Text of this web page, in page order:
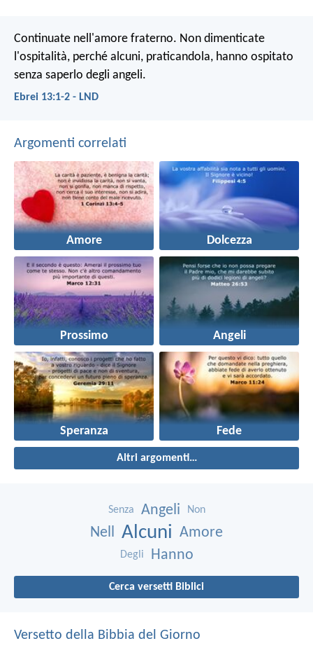
Continuate nell'amore fraterno. Non dimenticate
l'ospitalità, perché alcuni, praticandola, hanno ospitato
senza saperlo degli angeli.
Ebrei 13:1-2 - LND
Argomenti correlati
Amore Dolcezza
Prossimo Angeli
Speranza Fede
Altri argomenti…
Senza Angeli Non
Nell Alcuni Amore
Degli Hanno
Cerca versetti Biblici
Versetto della Bibbia del Giorno